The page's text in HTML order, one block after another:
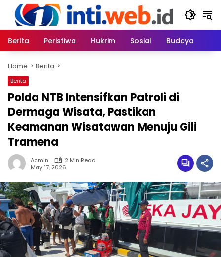
content
Berita
Peristiwa Hukrim Sosial Budaya
Home Berita
Berita
Polda NTB Intensifkan Patroli di
Dermaga Wisata, Pastikan
Keamanan Wisatawan Menuju Gili
Tramena
Admin
2 Min Read
May 17, 2026